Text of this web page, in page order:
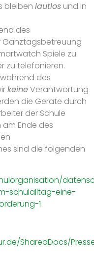
bleiben lautlos und in
des
Ganztagsbetreuung
Spiele zu
zu telefonieren.
des
keineVerantwortung
die Geräte durch
der Schule
Ende des
sind die folgenden
schulalltag-eine-
1
SharedDocs/